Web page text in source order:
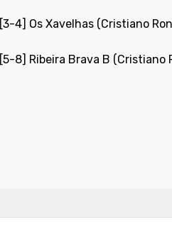
[3-4] Os Xavelhas (Cristiano
[5-8] Ribeira Brava B (Cristiano